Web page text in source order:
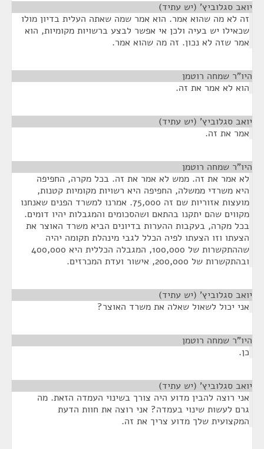
יואב סגלוביץ' (יש עתיד)
זה לא מה שהוא אמר. הוא אמר שמה שאתה העלית בדיון מולו
שכאילו יש בעיה ולכן אי אפשר לבצע ברשויות מקומיות, הוא
אמר שזה לא נכון. זה מה שהוא אמר.
היו"ר שמחה רוטמן
הוא לא אמר את זה.
יואב סגלוביץ' (יש עתיד)
אמר את זה.
היו"ר שמחה רוטמן
לא אמר את זה. ממש לא אמר את זה. בכל מקרה, החפיפה
היא משרדי ממשלה, החפיפה היא רשויות מקומיות קטנות,
מועצות אזוריות שם זה 75,000. אמרנו למשרד הפנים שאנחנו
מקווים שהם יתקנו בהתאם ושהסכומים והמגבלות יהיו דומים.
בכל מקרה, בעקבות ההערות בדיונים הביא משרד האוצר את
הצעתו וזו הצעתו לפיה הכלל לגבי מינהלת תקומה יהיה
שההתקשרות של 100,000, המגבלה הכללית היא 400,000
ובהתקשרות של 200,000, אישור ועדת המכרזים.
יואב סגלוביץ' (יש עתיד)
אני יכול לשאול שאלה את משרד האוצר?
היו"ר שמחה רוטמן
כן.
יואב סגלוביץ' (יש עתיד)
אני רוצה להבין מדוע היה צורך בשינוי העמדה הזאת. מה
גרם לעשות שינוי בעמדה? אני רוצה את חוות הדעת
המקצועית שלך מדוע צריך את זה.